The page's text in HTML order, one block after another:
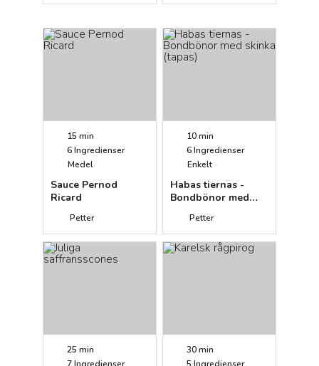
15 min
6Ingredienser
Medel
Sauce Pernod
Ricard
Petter
10 min
6Ingredienser
Enkelt
Habas tiernas -
Bondbönor med
Petter
25 min
30 min